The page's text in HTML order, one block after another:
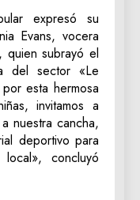
expresó su
Evans, vocera
quien subrayó el
del sector «Le
esta hermosa
invitamos a
nuestra cancha,
deportivo para
concluyó